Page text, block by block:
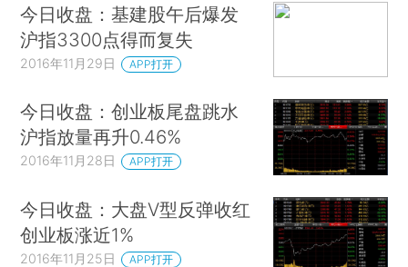
今日收盘：基建股午后爆发
沪指3300点得而复失
2016年11月29日 APP打开
今日收盘：创业板尾盘跳水
沪指放量再升0.46%
2016年11月28日 APP打开
今日收盘：大盘V型反弹收红
创业板涨近1%
2016年11月25日 APP打开